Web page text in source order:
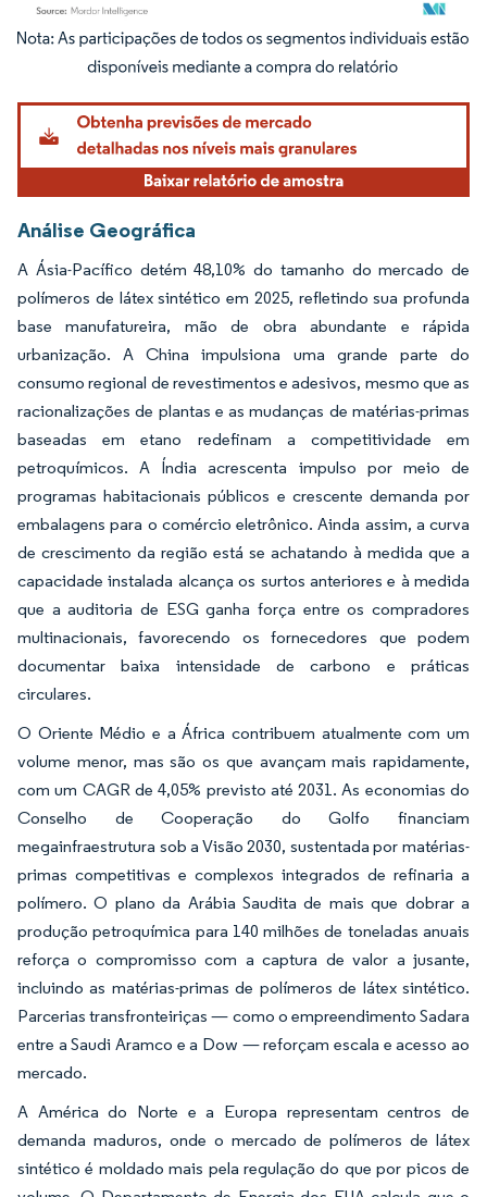
Imagem © Mordor Intelligence. O reuso requer atribuição conforme CC BY 4.0.
Análise Geográfica
A Ásia-Pacífico detém 48,10% do tamanho do mercado de
polímeros de látex sintético em 2025, refletindo sua profunda
base manufatureira, mão de obra abundante e rápida
urbanização. A China impulsiona uma grande parte do
consumo regional de revestimentos e adesivos, mesmo que as
racionalizações de plantas e as mudanças de matérias-primas
baseadas em etano redefinam a competitividade em
petroquímicos. A Índia acrescenta impulso por meio de
programas habitacionais públicos e crescente demanda por
embalagens para o comércio eletrônico. Ainda assim, a curva
de crescimento da região está se achatando à medida que a
capacidade instalada alcança os surtos anteriores e à medida
que a auditoria de ESG ganha força entre os compradores
multinacionais, favorecendo os fornecedores que podem
documentar baixa intensidade de carbono e práticas
circulares.
O Oriente Médio e a África contribuem atualmente com um
volume menor, mas são os que avançam mais rapidamente,
com um CAGR de 4,05% previsto até 2031. As economias do
Conselho de Cooperação do Golfo financiam
megainfraestrutura sob a Visão 2030, sustentada por matérias-
primas competitivas e complexos integrados de refinaria a
polímero. O plano da Arábia Saudita de mais que dobrar a
produção petroquímica para 140 milhões de toneladas anuais
reforça o compromisso com a captura de valor a jusante,
incluindo as matérias-primas de polímeros de látex sintético.
Parcerias transfronteiriças — como o empreendimento Sadara
entre a Saudi Aramco e a Dow — reforçam escala e acesso ao
mercado.
A América do Norte e a Europa representam centros de
demanda maduros, onde o mercado de polímeros de látex
sintético é moldado mais pela regulação do que por picos de